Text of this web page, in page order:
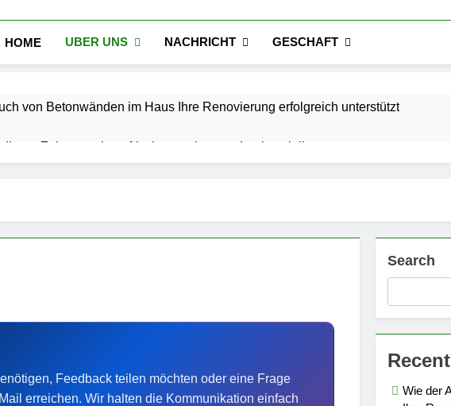
HOME UBER UNS NACHRICHT GESCHAFT
von Betonwänden im Haus Ihre Renovierung erfolgreich unterstützt
Zuhause einen frischen und neuen Look verleiht
Mehr Raum, mehr Freiheit für Ihren Camper
Die Bedeutung der Gartengestaltung für Ihre Immobilie
Feedback teilen möchten oder eine Frage
erreichen. Wir halten die Kommunikation einfach
Search
Wie der